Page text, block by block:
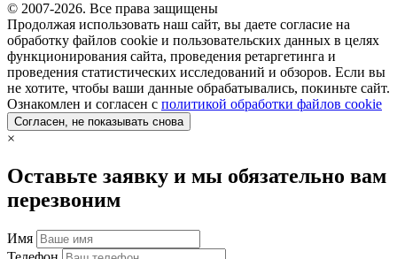
© 2007-2026. Все права защищены
Продолжая использовать наш сайт, вы даете согласие на
обработку файлов cookie и пользовательских данных в целях
функционирования сайта, проведения ретаргетинга и
проведения статистических исследований и обзоров. Если вы
не хотите, чтобы ваши данные обрабатывались, покиньте сайт.
Ознакомлен и согласен с политикой обработки файлов cookie
Согласен, не показывать снова
×
Оставьте заявку и мы обязательно вам
перезвоним
Имя